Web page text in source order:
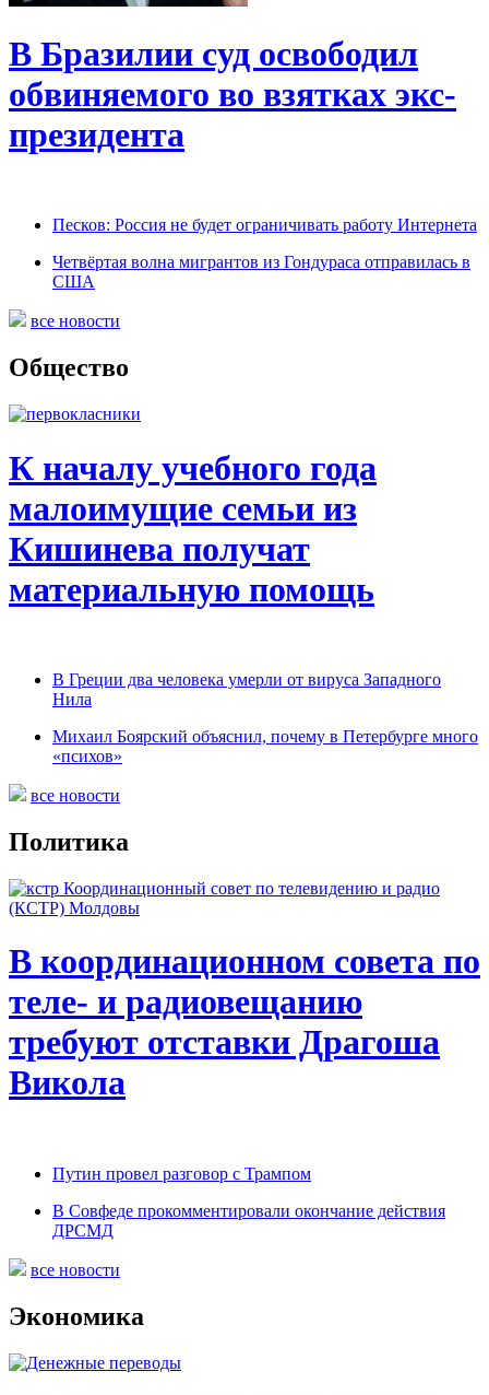
В Бразилии суд освободил
обвиняемого во взятках экс-
президента
Песков: Россия не будет ограничивать работу Интернета
Четвёртая волна мигрантов из Гондураса отправилась в
США
все новости
Общество
К началу учебного года
малоимущие семьи из
Кишинева получат
материальную помощь
В Греции два человека умерли от вируса Западного
Нила
Михаил Боярский объяснил, почему в Петербурге много
«психов»
все новости
Политика
В координационном совета по
теле- и радиовещанию
требуют отставки Драгоша
Викола
Путин провел разговор с Трампом
В Совфеде прокомментировали окончание действия
ДРСМД
все новости
Экономика